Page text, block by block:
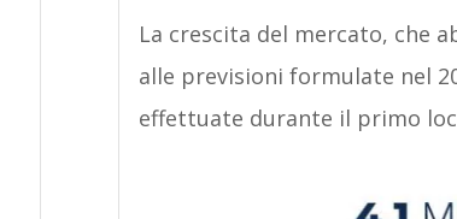
La crescita del mercato, che
alle previsioni formulate nel
effettuate durante il primo